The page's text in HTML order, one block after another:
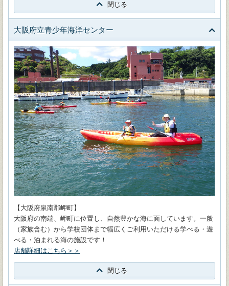
閉じる
大阪府立青少年海洋センター
【大阪府泉南郡岬町】
大阪府の南端、岬町に位置し、自然豊かな海に面しています。一般
（家族含む）から学校団体まで幅広くご利用いただける学べる・遊
べる・泊まれる海の施設です！
店舗詳細はこちら＞＞
閉じる